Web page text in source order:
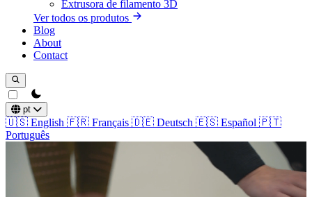
Extrusora de filamento 3D
Ver todos os produtos
Blog
About
Contact
theme switcher
pt
🇺🇸 English 🇫🇷 Français 🇩🇪 Deutsch 🇪🇸 Español 🇵🇹
Português